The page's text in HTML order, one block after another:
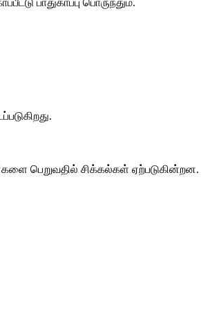
பாதுகாப்பு பொருந்தும்.
பெறுவதில் சிக்கல்கள் ஏற்படுகின்றன.